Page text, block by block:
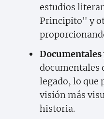
estudios
Principito" y
Documentales
documentales
legado, lo que
visión más
historia.